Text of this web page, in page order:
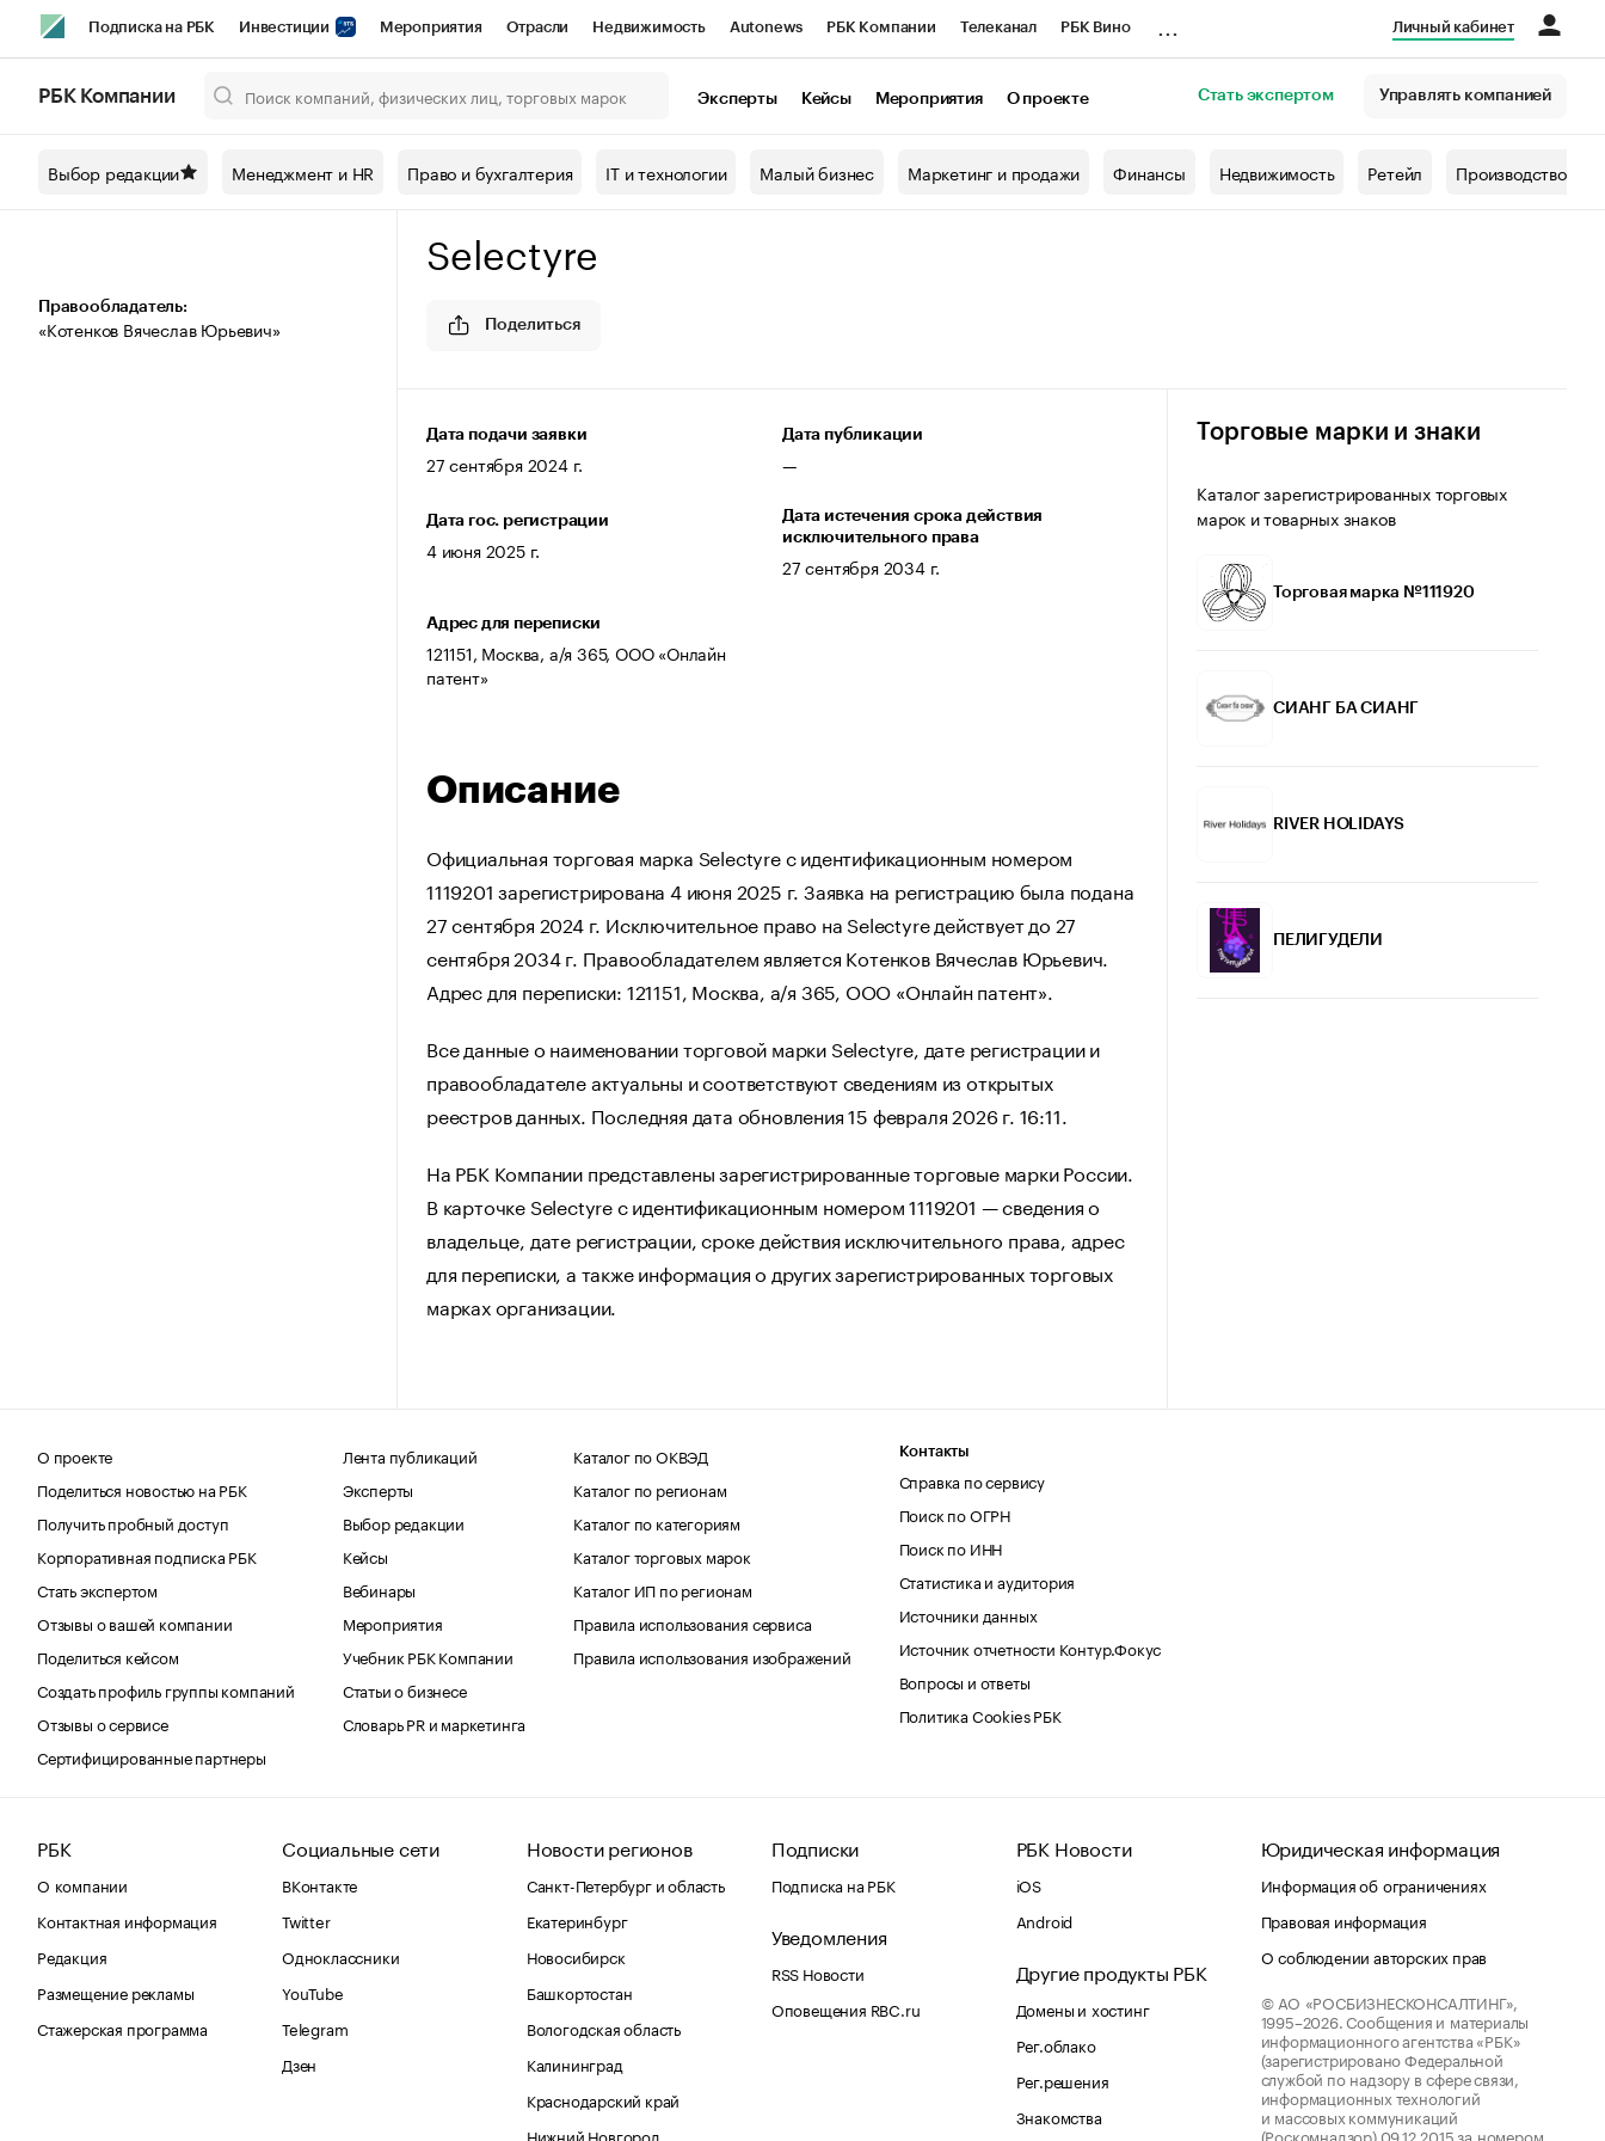
Подписка на РБК Инвестиции Мероприятия Отрасли Недвижимость Autonews РБК Компании Телеканал РБК Вино
Спецпроекты СПб Конференции СПб Спецпроекты Проверка контрагентов
Рынок наличной валюты
Личный кабинет
РБК Компании Эксперты Кейсы Мероприятия О проекте Стать экспертом Управлять компанией
Выбор редакции Менеджмент и HR Право и бухгалтерия IT и технологии Малый бизнес Маркетинг и продажи Финансы Недвижимость Ретейл Производство
Правообладатель:
«Котенков Вячеслав Юрьевич»
Selectyre
Поделиться
Дата подачи заявки
27 сентября 2024 г.
Дата публикации
—
Дата гос. регистрации
4 июня 2025 г.
Дата истечения срока действия
исключительного права
27 сентября 2034 г.
Адрес для переписки
121151, Москва, а/я 365, ООО «Онлайн
патент»
Описание
Официальная торговая марка Selectyre с идентификационным номером
1119201 зарегистрирована 4 июня 2025 г. Заявка на регистрацию была подана
27 сентября 2024 г. Исключительное право на Selectyre действует до 27
сентября 2034 г. Правообладателем является Котенков Вячеслав Юрьевич.
Адрес для переписки: 121151, Москва, а/я 365, ООО «Онлайн патент».
Все данные о наименовании торговой марки Selectyre, дате регистрации и
правообладателе актуальны и соответствуют сведениям из открытых
реестров данных. Последняя дата обновления 15 февраля 2026 г. 16:11.
На РБК Компании представлены зарегистрированные торговые марки России.
В карточке Selectyre с идентификационным номером 1119201 — сведения о
владельце, дате регистрации, сроке действия исключительного права, адрес
для переписки, а также информация о других зарегистрированных торговых
марках организации.
Торговые марки и знаки
Каталог зарегистрированных торговых
марок и товарных знаков
Торговая марка №111920
СИАНГ БА СИАНГ
RIVER HOLIDAYS
ПЕЛИГУДЕЛИ
О проекте
Поделиться новостью на РБК
Получить пробный доступ
Корпоративная подписка РБК
Стать экспертом
Отзывы о вашей компании
Поделиться кейсом
Создать профиль группы компаний
Отзывы о сервисе
Сертифицированные партнеры
Лента публикаций
Эксперты
Выбор редакции
Кейсы
Вебинары
Мероприятия
Учебник РБК Компании
Статьи о бизнесе
Словарь PR и маркетинга
Каталог по ОКВЭД
Каталог по регионам
Каталог по категориям
Каталог торговых марок
Каталог ИП по регионам
Правила использования сервиса
Правила использования изображений
Контакты
Справка по сервису
Поиск по ОГРН
Поиск по ИНН
Статистика и аудитория
Источники данных
Источник отчетности Контур.Фокус
Вопросы и ответы
Политика Cookies РБК
РБК
О компании
Контактная информация
Редакция
Размещение рекламы
Стажерская программа
Социальные сети
ВКонтакте
Twitter
Одноклассники
YouTube
Telegram
Дзен
Новости регионов
Санкт-Петербург и область
Екатеринбург
Новосибирск
Башкортостан
Вологодская область
Калининград
Краснодарский край
Нижний Новгород
Подписки
Подписка на РБК
Уведомления
RSS Новости
Оповещения RBC.ru
РБК Новости
iOS
Android
Другие продукты РБК
Домены и хостинг
Рег.облако
Рег.решения
Знакомства
Юридическая информация
Информация об ограничениях
Правовая информация
О соблюдении авторских прав
© АО «РОСБИЗНЕСКОНСАЛТИНГ»,
1995–2026. Сообщения и материалы
информационного агентства «РБК»
(зарегистрировано Федеральной
службой по надзору в сфере связи,
информационных технологий
и массовых коммуникаций
(Роскомнадзор) 09.12.2015 за номером